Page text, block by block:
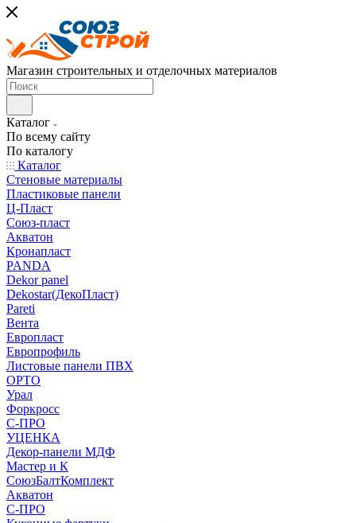
Магазин строительных и отделочных материалов
Каталог
По всему сайту
По каталогу
Каталог
Стеновые материалы
Пластиковые панели
Ц-Пласт
Союз-пласт
Акватон
Кронапласт
PANDA
Dekor panel
Dekostar(ДекоПласт)
Pareti
Вента
Европласт
Европрофиль
Листовые панели ПВХ
ОРТО
Урал
Форкросс
С-ПРО
УЦЕНКА
Декор-панели МДФ
Мастер и К
СоюзБалтКомплект
Акватон
С-ПРО